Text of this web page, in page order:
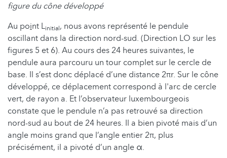
figure du cône développé
Au point Linitial, nous avons représenté le pendule
oscillant dans la direction nord-sud. (Direction LO sur les
figures 5 et 6). Au cours des 24 heures suivantes, le
pendule aura parcouru un tour complet sur le cercle de
base. Il s’est donc déplacé d’une distance 2πr. Sur le cône
développé, ce déplacement correspond à l'arc de cercle
vert, de rayon a. Et l’observateur luxembourgeois
constate que le pendule n’a pas retrouvé sa direction
nord-sud au bout de 24 heures. Il a bien pivoté mais d’un
angle moins grand que l’angle entier 2π, plus
précisément, il a pivoté d’un angle α.